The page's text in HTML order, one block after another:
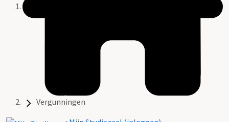
Vergunningen